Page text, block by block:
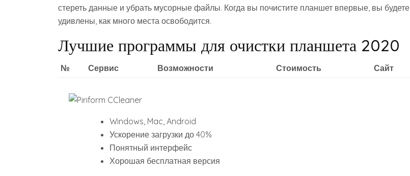
стереть данные и убрать мусорные файлы. Когда вы почистите планшет впервые, вы будете
удивлены, как много места освободится.
Лучшие программы для очистки планшета 2020
№ Сервис Возможности Стоимость Сайт
Windows, Mac, Android
Ускорение загрузки до 40%
Понятный интерфейс
Хорошая бесплатная версия